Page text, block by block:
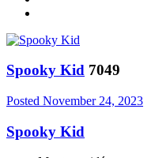
Spooky Kid 7049
Posted November 24, 2023
Spooky Kid